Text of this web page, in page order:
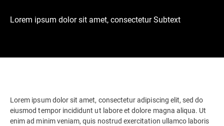
Lorem ipsum dolor sit amet, consectetur Subtext
Lorem ipsum dolor sit amet, consectetur adipiscing elit, sed do
eiusmod tempor incididunt ut labore et dolore magna aliqua. Ut
enim ad minim veniam, quis nostrud exercitation ullamco laboris